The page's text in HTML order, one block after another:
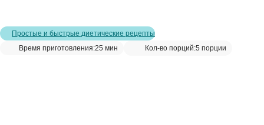
Простые и быстрые диетические рецепты
Время приготовления:25 мин Кол-во порций:5 порции